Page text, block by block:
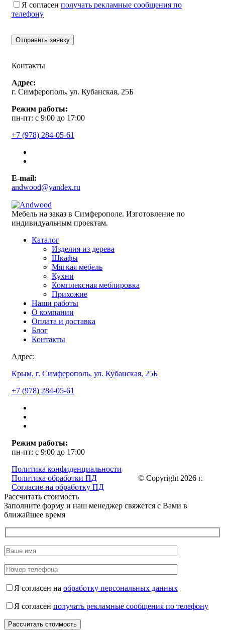
Я согласен получать рекламные сообщения по
телефону
Контакты
Адрес:
г. Симферополь, ул. Кубанская, 25Б
Режим работы:
пн-пт: с 9:00 до 17:00
+7 (978) 284-05-61
E-mail:
andwood@yandex.ru
Мебель на заказ в Симферополе. Изготовление по
индивидуальным проектам.
Каталог
Изделия из дерева
Шкафы
Мягкая мебель
Кухни
Комплексная меблировка
Прихожие
Наши работы
О компании
Оплата и доставка
Блог
Контакты
Адрес:
Крым, г. Симферополь, ул. Кубанская, 25Б
+7 (978) 284-05-61
Режим работы:
пн-пт: с 9:00 до 17:00
Политика конфиденциальности
Политика обработки ПД
Согласие на обработку ПД
© Copyright 2026 г.
Рассчитать стоимость
Заполните форму и наш менеджер свяжется с Вами в
ближайшее время
Я согласен на обработку персональных данных
Я согласен получать рекламные сообщения по телефону